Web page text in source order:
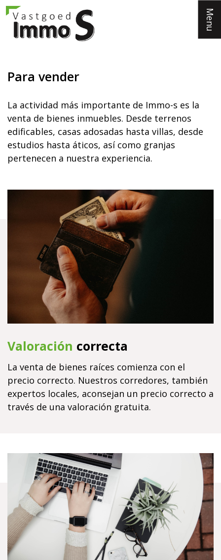
Menu
Para vender
La actividad más importante de Immo-s es la
venta de bienes inmuebles. Desde terrenos
edificables, casas adosadas hasta villas, desde
estudios hasta áticos, así como granjas
pertenecen a nuestra experiencia.
Valoración correcta
La venta de bienes raíces comienza con el
precio correcto. Nuestros corredores, también
expertos locales, aconsejan un precio correcto a
través de una valoración gratuita.